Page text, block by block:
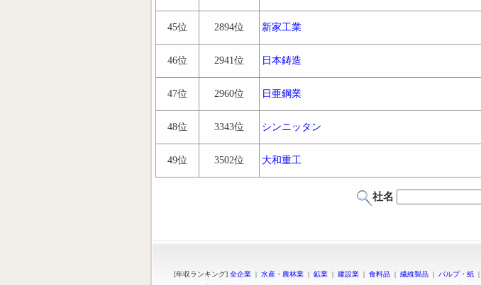
45位 2894位 新家工業
46位 2941位 日本鋳造
47位 2960位 日亜鋼業
48位 3343位 シンニッタン
49位 3502位 大和重工
社名
[年収ランキング] 全企業 | 水産・農林業 | 鉱業 | 建設業 | 食料品 | 繊維製品 | パルプ・紙 |